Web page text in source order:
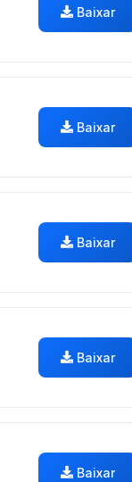
Baixar
Baixar
Baixar
Baixar
Baixar